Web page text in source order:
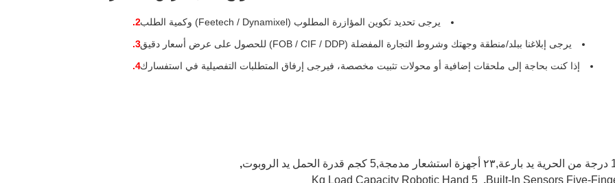
يرجى تحديد تكوين المؤازرة المطلوب (Feetech / Dynamixel) وكمية الطلب.
يرجى إبلاغنا ببلد/منطقة وجهتك وشروط التجارة المفضلة (FOB / CIF / DDP) للحصول على عرض أسعار دقيق.
إذا كنت بحاجة إلى ملحقات إضافية أو محولات تثبيت مخصصة، فيرجى إرفاق المتطلبات التفصيلية في استفسارك.
يد الروبوت
,
,
5 Kg Load Capacity Robotic Hand